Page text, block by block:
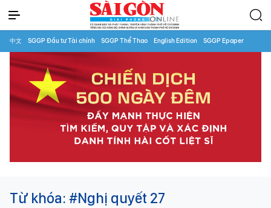
中文 SGGP Đầu tư Tài chính SGGP Thể Thao English Edition SGGP Epaper
Từ khóa: #Nghị quyết 27